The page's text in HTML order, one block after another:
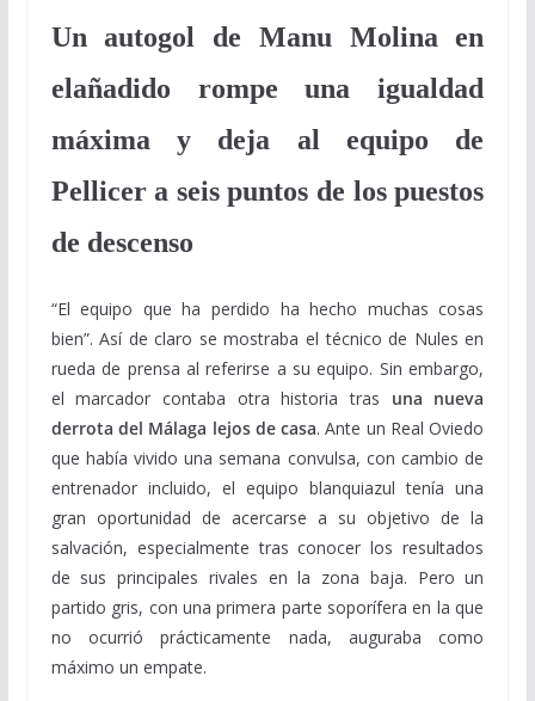
Un autogol de Manu Molina en
elañadido rompe una igualdad
máxima y deja al equipo de
Pellicer a seis puntos de los puestos
de descenso
“El equipo que ha perdido ha hecho muchas cosas
bien”. Así de claro se mostraba el técnico de Nules en
rueda de prensa al referirse a su equipo. Sin embargo,
el marcador contaba otra historia tras una nueva
derrota del Málaga lejos de casa. Ante un Real Oviedo
que había vivido una semana convulsa, con cambio de
entrenador incluido, el equipo blanquiazul tenía una
gran oportunidad de acercarse a su objetivo de la
salvación, especialmente tras conocer los resultados
de sus principales rivales en la zona baja. Pero un
partido gris, con una primera parte soporífera en la que
no ocurrió prácticamente nada, auguraba como
máximo un empate.